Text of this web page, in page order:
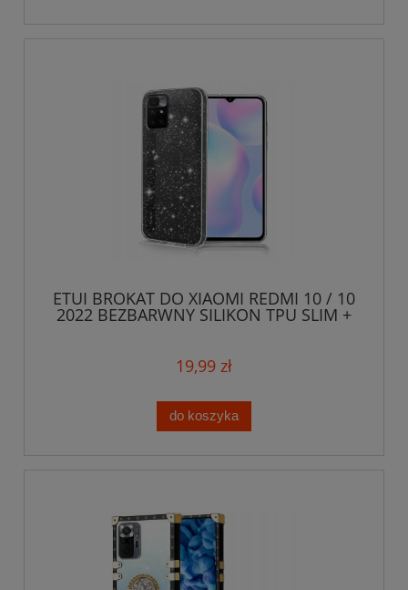
ETUI BROKAT DO XIAOMI REDMI 10 / 10
2022 BEZBARWNY SILIKON TPU SLIM +
19,99 zł
do koszyka